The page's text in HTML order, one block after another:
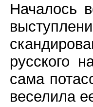
Началось
русского
сама
веселила